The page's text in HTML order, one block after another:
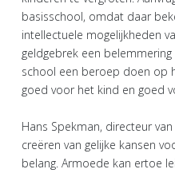
basisschool, omdat daar
intellectuele mogelijkheden
geldgebrek een
school een beroep doen op
goed voor het kind en goed
Hans Spekman, directeur
creëren van gelijke kansen
belang. Armoede kan ertoe